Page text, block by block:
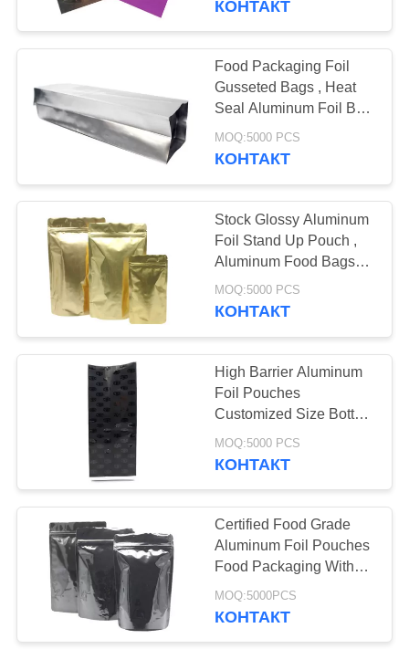
сплетенные pp
мешок tote
холстины
Анти- статический
мешок
12
сумки пластиковые
упаковки
12
КОНТАКТ
Food Packaging Foil
Gusseted Bags , Heat
Seal Aluminum Foil Bag
High Barrier
MOQ:5000 PCS
КОНТАКТ
Stock Glossy Aluminum
Foil Stand Up Pouch ,
Aluminum Food Bags
Barrier Protection
MOQ:5000 PCS
КОНТАКТ
High Barrier Aluminum
Foil Pouches
Customized Size Bottom
Corner Seal
MOQ:5000 PCS
КОНТАКТ
Certified Food Grade
Aluminum Foil Pouches
Food Packaging With
Resealable Zipper
MOQ:5000PCS
КОНТАКТ